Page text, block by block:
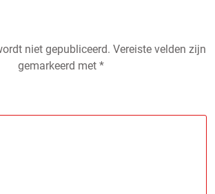
niet gepubliceerd. Vereiste velden zijn
gemarkeerd met *